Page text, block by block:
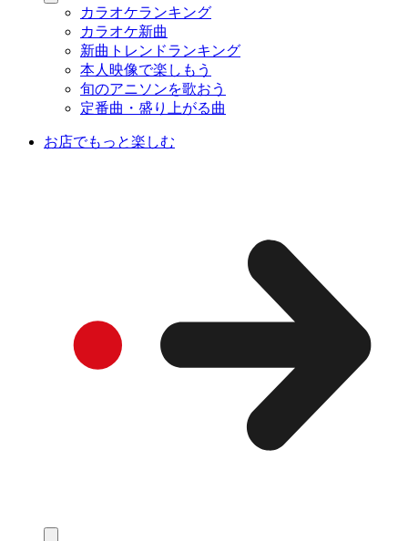
カラオケランキング
カラオケ新曲
新曲トレンドランキング
本人映像で楽しもう
旬のアニソンを歌おう
定番曲・盛り上がる曲
お店でもっと楽しむ